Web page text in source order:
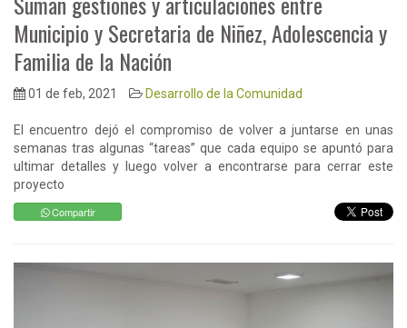
Municipio y Secretaria de Niñez, Adolescencia y
Familia de la Nación
01 de feb, 2021 Desarrollo de la Comunidad
El encuentro dejó el compromiso de volver a juntarse en unas
semanas tras algunas “tareas” que cada equipo se apuntó para
ultimar detalles y luego volver a encontrarse para cerrar este
proyecto
Compartir